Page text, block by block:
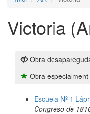
Victoria
Obra
Obra
Escuela Nº 1
Congreso de